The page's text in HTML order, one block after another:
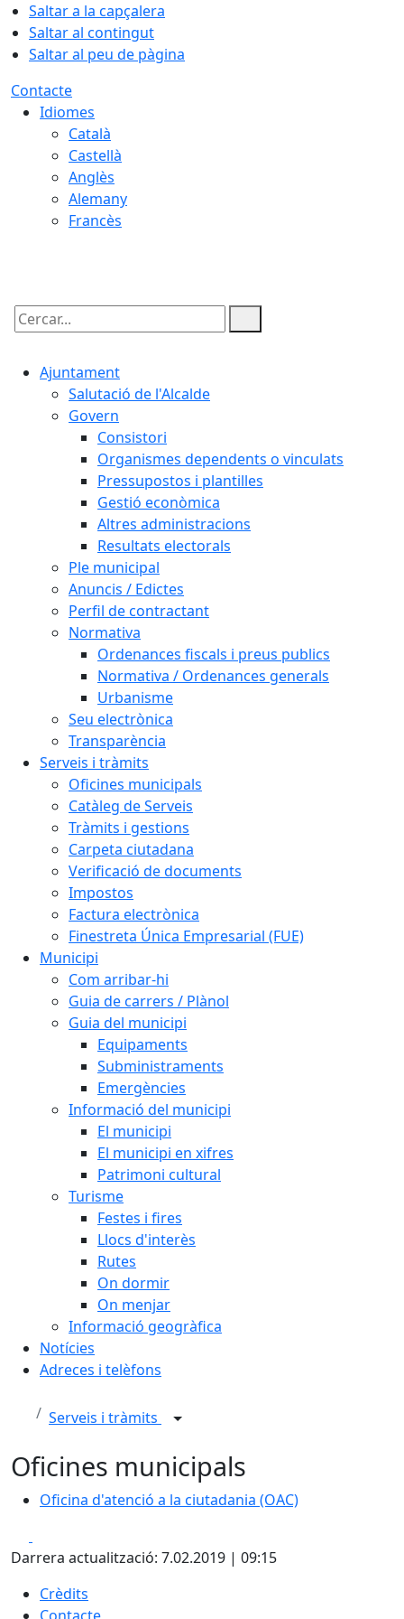
Saltar a la capçalera
Saltar al contingut
Saltar al peu de pàgina
Contacte
Idiomes
Català
Castellà
Anglès
Alemany
Francès
Cercar:
Ajuntament
Salutació de l'Alcalde
Govern
Consistori
Organismes dependents o vinculats
Pressupostos i plantilles
Gestió econòmica
Altres administracions
Resultats electorals
Ple municipal
Anuncis / Edictes
Perfil de contractant
Normativa
Ordenances fiscals i preus publics
Normativa / Ordenances generals
Urbanisme
Seu electrònica
Transparència
Serveis i tràmits
Oficines municipals
Catàleg de Serveis
Tràmits i gestions
Carpeta ciutadana
Verificació de documents
Impostos
Factura electrònica
Finestreta Única Empresarial (FUE)
Municipi
Com arribar-hi
Guia de carrers / Plànol
Guia del municipi
Equipaments
Subministraments
Emergències
Informació del municipi
El municipi
El municipi en xifres
Patrimoni cultural
Turisme
Festes i fires
Llocs d'interès
Rutes
On dormir
On menjar
Informació geogràfica
Notícies
Adreces i telèfons
Serveis i tràmits
Oficines municipals
Oficina d'atenció a la ciutadania (OAC)
Darrera actualització: 7.02.2019 | 09:15
Crèdits